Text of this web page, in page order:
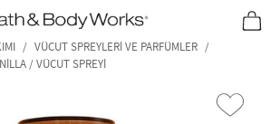
Kargo Ücretsiz!• *Promosyon Detayları
VÜCUT SPREYLERI VE PARFÜMLER
/ VÜCUT SPREYI